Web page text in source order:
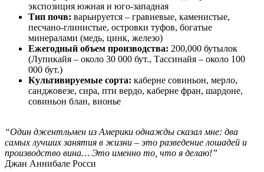
экспозиция южная и юго-западная
Тип почв: варьируется – гравиевые, каменистые,
песчано-глинистые, островки туфов, богатые
минералами (медь, цинк, железо)
Ежегодный объем производства: 200,000 бутылок
(Лупикайя – около 30 000 бут., Тассинайя – около 100
000 бут.)
Культивируемые сорта: каберне совиньон, мерло,
санджовезе, сира, пти вердо, каберне фран, шардоне,
совиньон блан, вионье
“Один джентльмен из Америки однажды сказал мне: два
самых лучших занятия в жизни – это разведение лошадей и
производство вина… Это именно то, что я делаю!”
Джан Аннибале Росси